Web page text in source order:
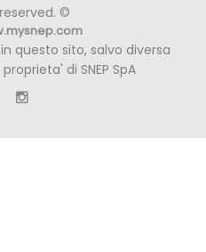
©
questo sito, salvo diversa
di SNEP SpA